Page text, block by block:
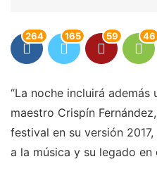
264 165 59 46
“La noche incluirá
maestro Crispín
festival en su versión
a la música y su legado en